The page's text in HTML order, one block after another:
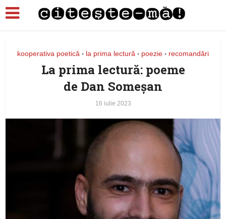
kooperativa poetică • la prima lectură • poezie • recomandări
La prima lectură: poeme
de Dan Someşan
16 iulie 2023